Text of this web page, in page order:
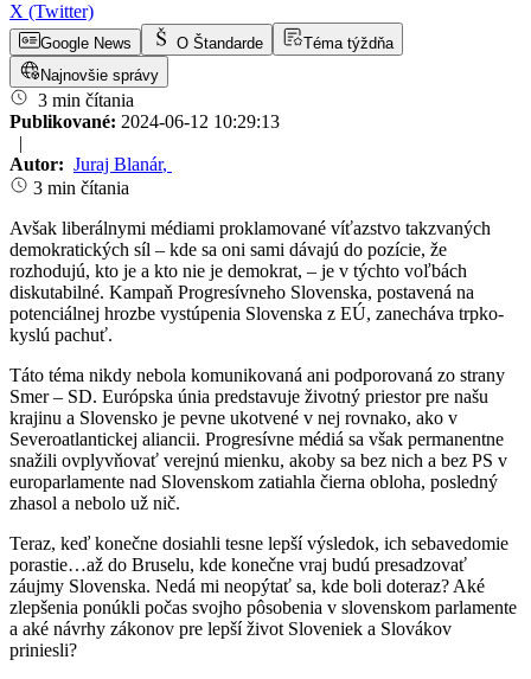
X (Twitter)
Google News O Štandarde
Téma týždňa
Najnovšie správy
3 min čítania
Publikované: 2024-06-12 10:29:13
|
Autor: Juraj Blanár,
3 min čítania
Avšak liberálnymi médiami proklamované víťazstvo takzvaných
demokratických síl – kde sa oni sami dávajú do pozície, že
rozhodujú, kto je a kto nie je demokrat, – je v týchto voľbách
diskutabilné. Kampaň Progresívneho Slovenska, postavená na
potenciálnej hrozbe vystúpenia Slovenska z EÚ, zanecháva trpko-
kyslú pachuť.
Táto téma nikdy nebola komunikovaná ani podporovaná zo strany
Smer – SD. Európska únia predstavuje životný priestor pre našu
krajinu a Slovensko je pevne ukotvené v nej rovnako, ako v
Severoatlantickej aliancii. Progresívne médiá sa však permanentne
snažili ovplyvňovať verejnú mienku, akoby sa bez nich a bez PS v
europarlamente nad Slovenskom zatiahla čierna obloha, posledný
zhasol a nebolo už nič.
Teraz, keď konečne dosiahli tesne lepší výsledok, ich sebavedomie
porastie…až do Bruselu, kde konečne vraj budú presadzovať
záujmy Slovenska. Nedá mi neopýtať sa, kde boli doteraz? Aké
zlepšenia ponúkli počas svojho pôsobenia v slovenskom parlamente
a aké návrhy zákonov pre lepší život Sloveniek a Slovákov
priniesli?